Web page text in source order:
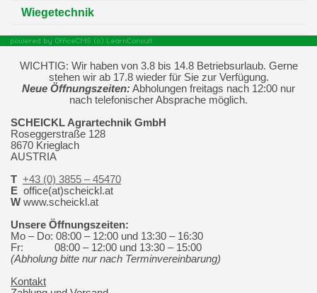
Wiegetechnik
WICHTIG: Wir haben von 3.8 bis 14.8 Betriebsurlaub. Gerne
stehen wir ab 17.8 wieder für Sie zur Verfügung.
Neue Öffnungszeiten: Abholungen freitags nach 12:00 nur
nach telefonischer Absprache möglich.
SCHEICKL Agrartechnik GmbH
Roseggerstraße 128
8670 Krieglach
AUSTRIA
T +43 (0) 3855 – 45470
E office(at)scheickl.at
W www.scheickl.at
Unsere Öffnungszeiten:
Mo – Do: 08:00 – 12:00 und 13:30 – 16:30
Fr:
08:00 – 12:00 und 13:30 – 15:00
(Abholung bitte nur nach Terminvereinbarung)
Kontakt